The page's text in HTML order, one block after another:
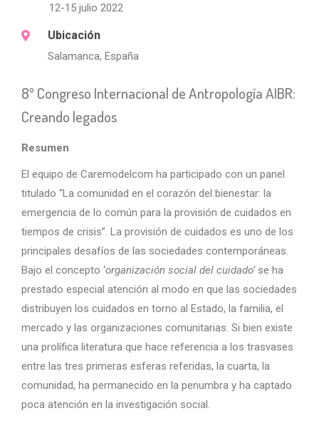
12-15 julio 2022
Ubicación
Salamanca, España
8º Congreso Internacional de Antropología AIBR:
Creando legados
Resumen
El equipo de Caremodelcom ha participado con un panel
titulado “La comunidad en el corazón del bienestar: la
emergencia de lo común para la provisión de cuidados en
tiempos de crisis”. La provisión de cuidados es uno de los
principales desafíos de las sociedades contemporáneas.
Bajo el concepto ‘organización social del cuidado’se ha
prestado especial atención al modo en que las sociedades
distribuyen los cuidados en torno al Estado, la familia, el
mercado y las organizaciones comunitarias. Si bien existe
una prolífica literatura que hace referencia a los trasvases
entre las tres primeras esferas referidas, la cuarta, la
comunidad, ha permanecido en la penumbra y ha captado
poca atención en la investigación social.